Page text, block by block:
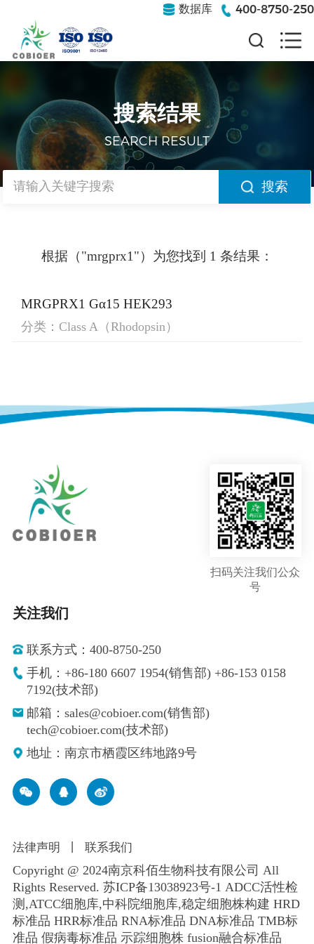
数据库 400-8750-250
搜索结果
SEARCH RESULT
搜索
根据（"mrgprx1"）为您找到 1 条结果：
MRGPRX1 Gα15 HEK293
分类：Class A（Rhodopsin）
扫码关注我们公众
号
关注我们
联系方式：400-8750-250
手机：+86-180 6607 1954(销售部) +86-153 0158
7192(技术部)
邮箱：sales@cobioer.com(销售部)
tech@cobioer.com(技术部)
地址：南京市栖霞区纬地路9号
法律声明 联系我们
Copyright @ 2024南京科佰生物科技有限公司 All
Rights Reserved. 苏ICP备13038923号-1 ADCC活性检
测,ATCC细胞库,中科院细胞库,稳定细胞株构建 HRD
标准品 HRR标准品 RNA标准品 DNA标准品 TMB标
准品 假病毒标准品 示踪细胞株 fusion融合标准品